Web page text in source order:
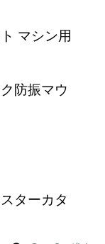
マシン用
防振マウ
ターカタ